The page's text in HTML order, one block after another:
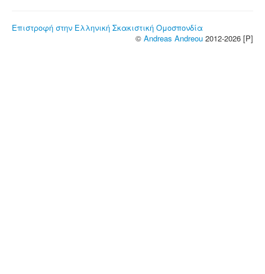
Επιστροφή στην Ελληνική Σκακιστική Ομοσπονδία
© Andreas Andreou 2012-2026 [P]